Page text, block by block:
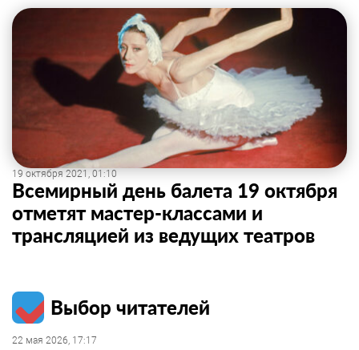
19 октября 2021, 01:10
Всемирный день балета 19 октября
отметят мастер-классами и
трансляцией из ведущих театров
Выбор читателей
22 мая 2026, 17:17